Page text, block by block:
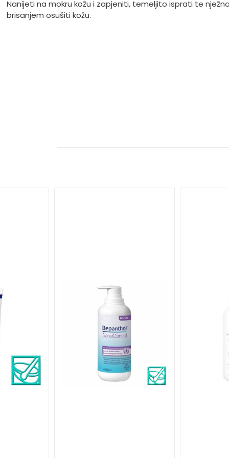
Nanijeti na mokru kožu i zapjeniti, temeljito isprati te
brisanjem osušiti kožu.